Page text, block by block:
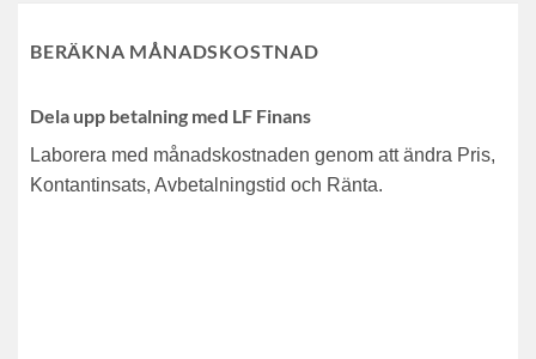
BERÄKNA MÅNADSKOSTNAD
Dela upp betalning med LF Finans
Laborera med månadskostnaden genom att ändra Pris,
Kontantinsats, Avbetalningstid och Ränta.